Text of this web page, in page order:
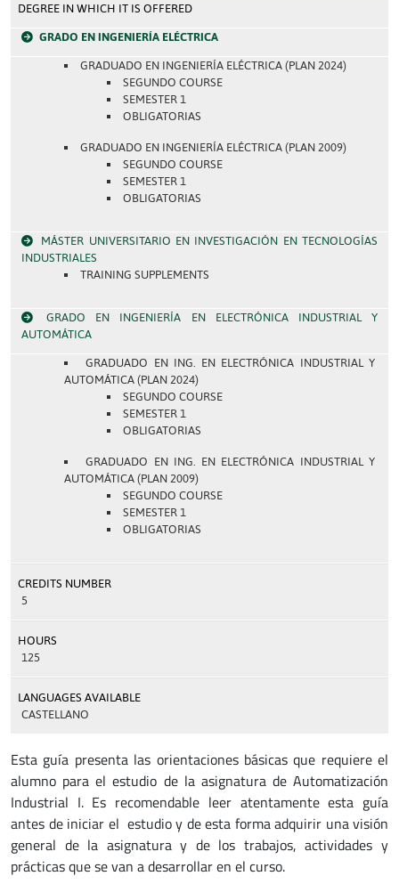
DEGREE IN WHICH IT IS OFFERED
GRADO EN INGENIERÍA ELÉCTRICA
GRADUADO EN INGENIERÍA ELÉCTRICA (PLAN 2024)
SEGUNDO COURSE
SEMESTER 1
OBLIGATORIAS
GRADUADO EN INGENIERÍA ELÉCTRICA (PLAN 2009)
SEGUNDO COURSE
SEMESTER 1
OBLIGATORIAS
MÁSTER UNIVERSITARIO EN INVESTIGACIÓN EN TECNOLOGÍAS
INDUSTRIALES
TRAINING SUPPLEMENTS
GRADO EN INGENIERÍA EN ELECTRÓNICA INDUSTRIAL Y
AUTOMÁTICA
GRADUADO EN ING. EN ELECTRÓNICA INDUSTRIAL Y
AUTOMÁTICA (PLAN 2024)
SEGUNDO COURSE
SEMESTER 1
OBLIGATORIAS
GRADUADO EN ING. EN ELECTRÓNICA INDUSTRIAL Y
AUTOMÁTICA (PLAN 2009)
SEGUNDO COURSE
SEMESTER 1
OBLIGATORIAS
CREDITS NUMBER
5
HOURS
125
LANGUAGES AVAILABLE
CASTELLANO
Esta guía presenta las orientaciones básicas que requiere el
alumno para el estudio de la asignatura de Automatización
Industrial I. Es recomendable leer atentamente esta guía
antes de iniciar el estudio y de esta forma adquirir una visión
general de la asignatura y de los trabajos, actividades y
prácticas que se van a desarrollar en el curso.